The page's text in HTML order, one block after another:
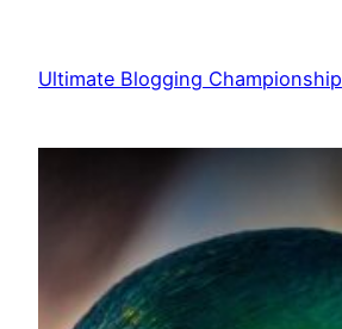
contenuto
Ultimate Blogging Championship